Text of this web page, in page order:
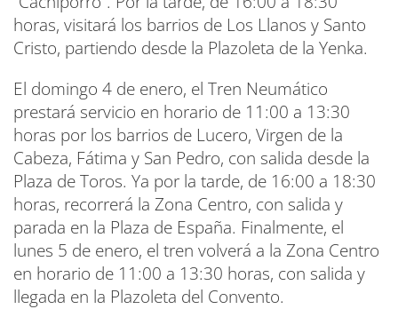
horas, visitará los barrios de Los Llanos y Santo
Cristo, partiendo desde la Plazoleta de la Yenka.
El domingo 4 de enero, el Tren Neumático
prestará servicio en horario de 11:00 a 13:30
horas por los barrios de Lucero, Virgen de la
Cabeza, Fátima y San Pedro, con salida desde la
Plaza de Toros. Ya por la tarde, de 16:00 a 18:30
horas, recorrerá la Zona Centro, con salida y
parada en la Plaza de España. Finalmente, el
lunes 5 de enero, el tren volverá a la Zona Centro
en horario de 11:00 a 13:30 horas, con salida y
llegada en la Plazoleta del Convento.